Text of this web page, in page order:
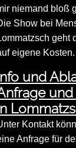
niemand bloß
Show bei
geht
eigene Kosten.
Info und
Kontakt
Anfrage für